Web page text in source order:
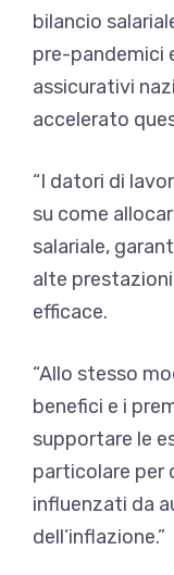
bilancio
pre-pandemici
assicurativi
accelerato
“I datori di
su come
salariale,
alte
efficace.
“Allo stesso
benefici e i
supportare le
particolare per
influenzati da
dell’inflazione.”